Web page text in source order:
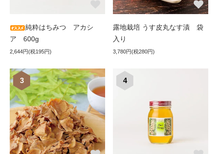
純粋はちみつ アカシ
ア 600g
2,644円(税195円)
露地栽培 うす皮丸なす漬 袋
入り
3,780円(税280円)
3 4